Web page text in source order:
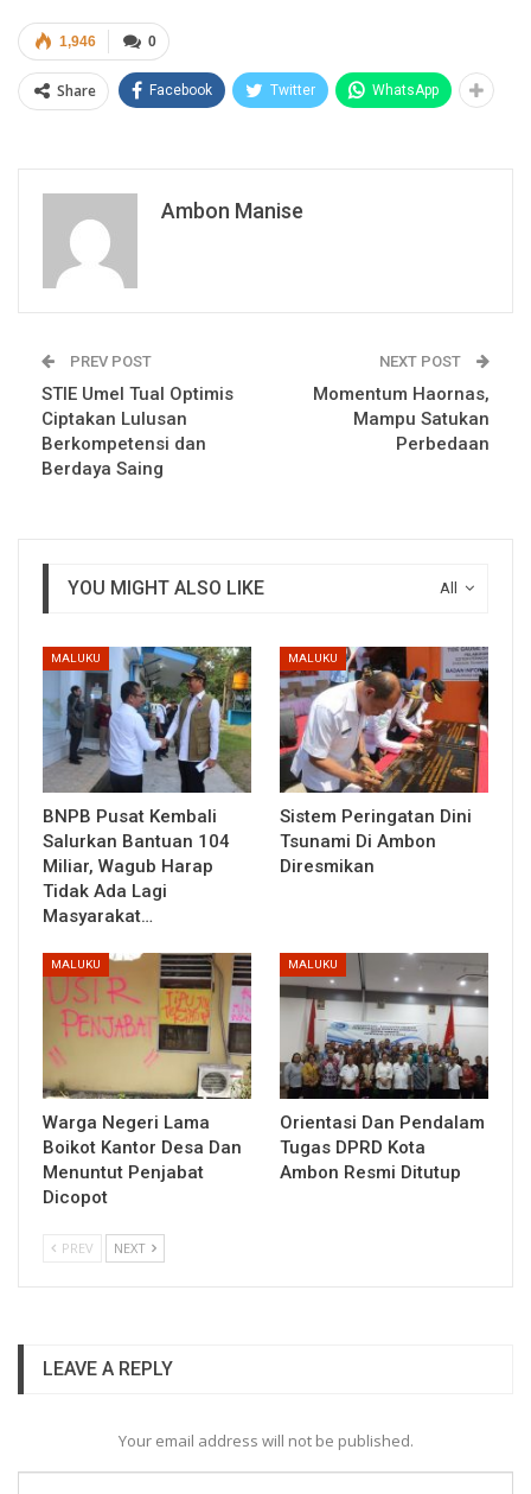
0
1,946
Share Facebook Twitter WhatsApp
Ambon Manise
PREV POST
STIE Umel Tual Optimis
Ciptakan Lulusan
Berkompetensi dan
Berdaya Saing
NEXT POST
Momentum Haornas,
Mampu Satukan
Perbedaan
All
YOU MIGHT ALSO LIKE
MALUKU
BNPB Pusat Kembali
Salurkan Bantuan 104
Miliar, Wagub Harap
Tidak Ada Lagi
Masyarakat…
MALUKU
Sistem Peringatan Dini
Tsunami Di Ambon
Diresmikan
MALUKU
Warga Negeri Lama
Boikot Kantor Desa Dan
Menuntut Penjabat
Dicopot
MALUKU
Orientasi Dan Pendalam
Tugas DPRD Kota
Ambon Resmi Ditutup
PREV NEXT
LEAVE A REPLY
Your email address will not be published.